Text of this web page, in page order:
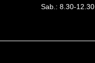
Sab.: 8.30-12.30